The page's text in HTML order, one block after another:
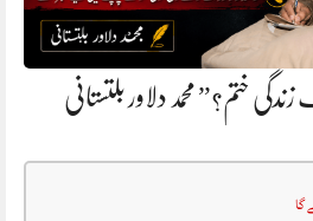
ختم؟” محمد دلاور بلتستانی
گا